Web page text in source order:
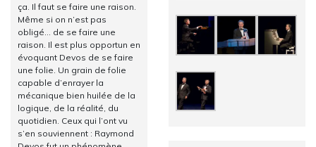
ça. Il faut se faire une raison.
Même si on n’est pas
obligé… de se faire une
raison. Il est plus opportun en
évoquant Devos de se faire
une folie. Un grain de folie
capable d’enrayer la
mécanique bien huilée de la
logique, de la réalité, du
quotidien. Ceux qui l’ont vu
s’en souviennent : Raymond